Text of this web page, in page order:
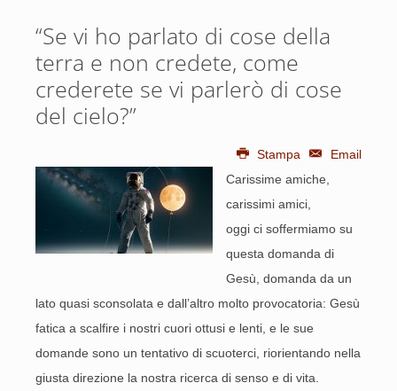
“Se vi ho parlato di cose della
terra e non credete, come
crederete se vi parlerò di cose
del cielo?”
Stampa
Email
Carissime amiche,
carissimi amici,
oggi ci soffermiamo su
questa domanda di
Gesù, domanda da un
lato quasi sconsolata e dall’altro molto provocatoria: Gesù
fatica a scalfire i nostri cuori ottusi e lenti, e le sue
domande sono un tentativo di scuoterci, riorientando nella
giusta direzione la nostra ricerca di senso e di vita.